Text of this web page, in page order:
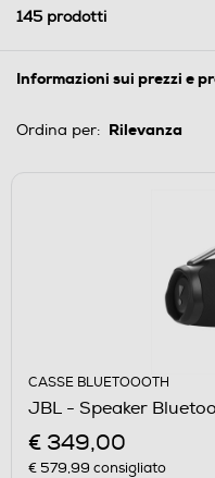
145 prodotti
Informazioni sui prezzi e
Ordina per:
CASSE BLUETOOOTH
JBL - Speaker
€ 349,00
€ 579,99 consigliato